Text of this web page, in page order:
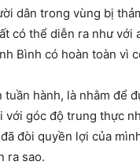
dân trong vùng bị
có thể diễn ra như với
Bình có hoàn toàn vì
hành, là nhằm để
góc độ trung thực
đòi quyền lợi của
ra sao.